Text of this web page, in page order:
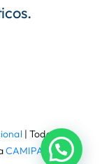
| Todos
CAMIPA